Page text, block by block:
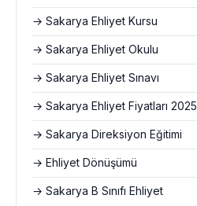
→ Sakarya Ehliyet Kursu
→ Sakarya Ehliyet Okulu
→ Sakarya Ehliyet Sınavı
→ Sakarya Ehliyet Fiyatları 2025
→ Sakarya Direksiyon Eğitimi
→ Ehliyet Dönüşümü
→ Sakarya B Sınıfı Ehliyet